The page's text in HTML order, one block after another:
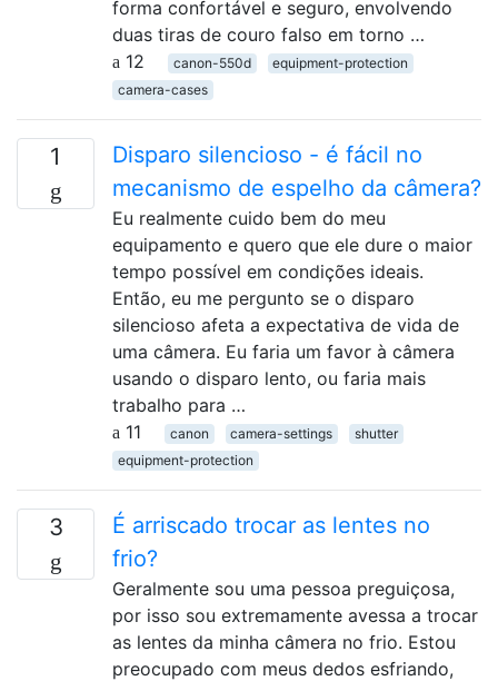
forma confortável e seguro, envolvendo
duas tiras de couro falso em torno …
12
canon-550d
equipment-protection
camera-cases
1
Disparo silencioso - é fácil no
mecanismo de espelho da câmera?
Eu realmente cuido bem do meu
equipamento e quero que ele dure o maior
tempo possível em condições ideais.
Então, eu me pergunto se o disparo
silencioso afeta a expectativa de vida de
uma câmera. Eu faria um favor à câmera
usando o disparo lento, ou faria mais
trabalho para …
11
canon camera-settings
shutter
equipment-protection
3
É arriscado trocar as lentes no
frio?
Geralmente sou uma pessoa preguiçosa,
por isso sou extremamente avessa a trocar
as lentes da minha câmera no frio. Estou
preocupado com meus dedos esfriando,